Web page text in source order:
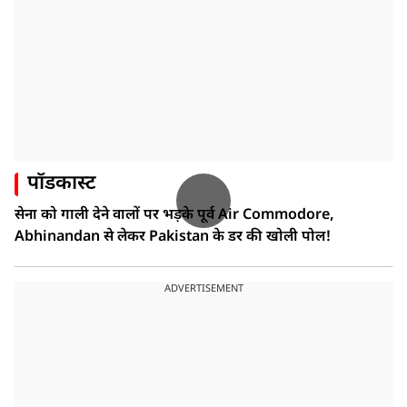
पॉडकास्ट
सेना को गाली देने वालों पर भड़के पूर्व Air Commodore,
Abhinandan से लेकर Pakistan के डर की खोली पोल!
ADVERTISEMENT